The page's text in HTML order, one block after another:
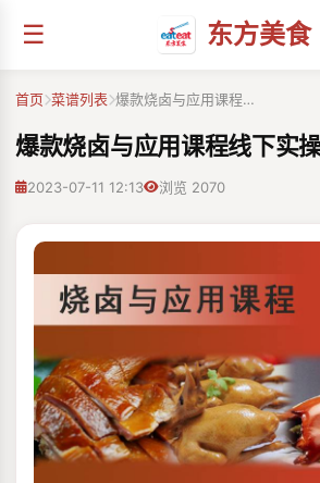
☰ 东方美食
首页 菜谱列表 爆款烧卤与应用课程…
爆款烧卤与应用课程线下实操
2023-07-11 12:13 浏览 2070